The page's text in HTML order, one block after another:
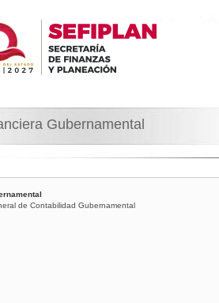
Gubernamental
de Contabilidad Gubernamental